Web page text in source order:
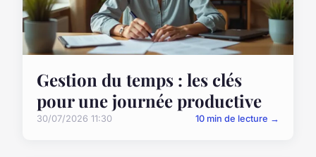
Gestion du temps : les clés
pour une journée productive
30/07/2026 11:30 10 min de lecture →